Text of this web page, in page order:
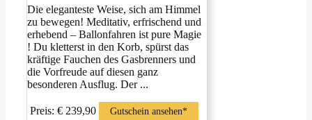
Die eleganteste Weise, sich am Himmel
zu bewegen! Meditativ, erfrischend und
erhebend – Ballonfahren ist pure Magie
! Du kletterst in den Korb, spürst das
kräftige Fauchen des Gasbrenners und
die Vorfreude auf diesen ganz
besonderen Ausflug. Der ...
Preis: € 239,90 Gutschein ansehen*